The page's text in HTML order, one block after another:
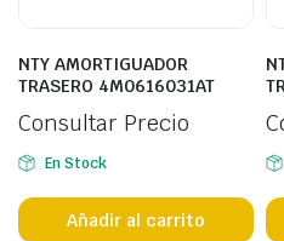
NTY AMORTIGUADOR
TRASERO 4M0616031AT
Consultar Precio
En Stock
Añadir al carrito